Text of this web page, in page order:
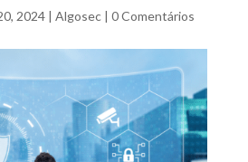
2024| Algosec| 0 Comentários